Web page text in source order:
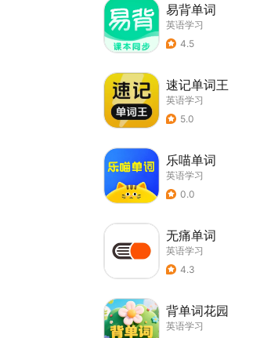
易背单词
英语学习
4.5
速记单词王
英语学习
5.0
乐喵单词
英语学习
0.0
无痛单词
英语学习
4.3
背单词花园
英语学习